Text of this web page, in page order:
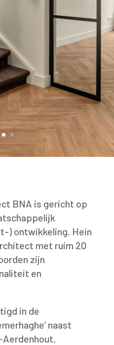
BNA is gericht op
) ontwikkeling. Hein
met ruim 20
zijn
en
in de
naast